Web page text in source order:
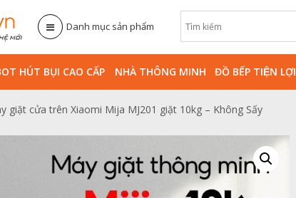
Danh mục sản phẩm
HÚT BỤI CAO CẤP NHÀ THÔNG MINH ĐỒ BẾP TIỆN LỢI
giặt cửa trên Xiaomi Mija MJ201 giặt 10kg – Không Sấy